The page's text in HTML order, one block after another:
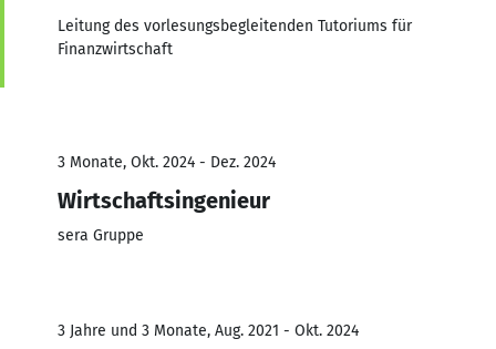
Leitung des vorlesungsbegleitenden Tutoriums für
Finanzwirtschaft
3 Monate, Okt. 2024 - Dez. 2024
Wirtschaftsingenieur
sera Gruppe
3 Jahre und 3 Monate, Aug. 2021 - Okt. 2024